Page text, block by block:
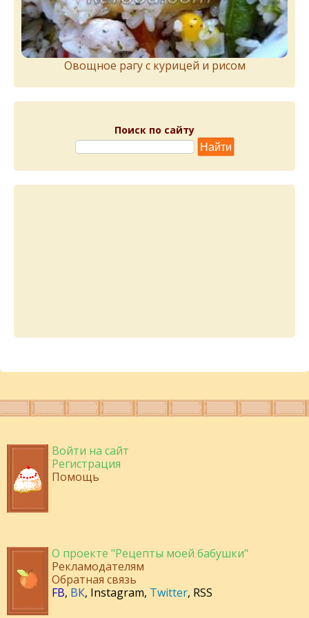
Овощное рагу с курицей и рисом
Поиск по сайту
Войти на сайт
Регистрация
Помощь
О проекте "Рецепты моей бабушки"
Рекламодателям
Обратная связь
FB, ВК, Instagram, Twitter, RSS